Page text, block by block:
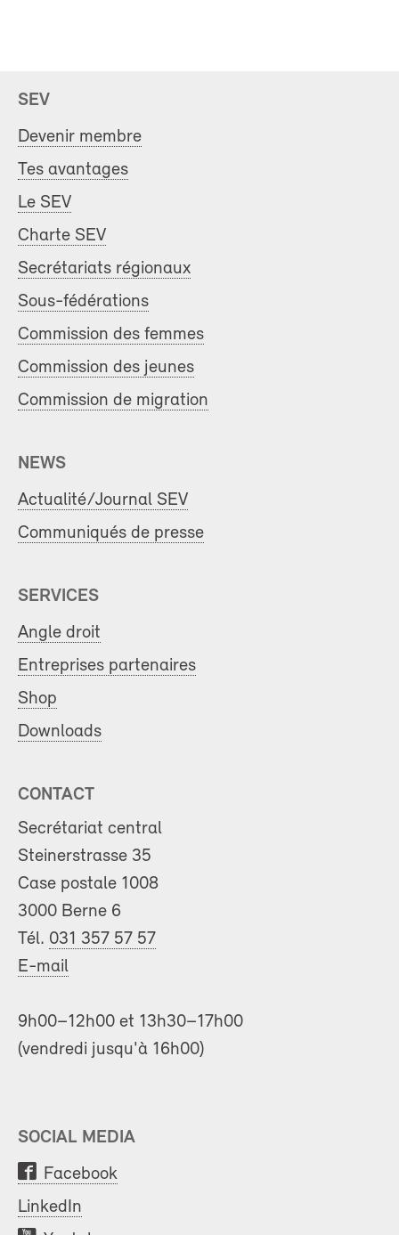
SEV
Devenir membre
Tes avantages
Le SEV
Charte SEV
Secrétariats régionaux
Sous-fédérations
Commission des femmes
Commission des jeunes
Commission de migration
NEWS
Actualité/Journal SEV
Communiqués de presse
SERVICES
Angle droit
Entreprises partenaires
Shop
Downloads
CONTACT
Secrétariat central
Steinerstrasse 35
Case postale 1008
3000 Berne 6
Tél. 031 357 57 57
E-mail
9h00–12h00 et 13h30–17h00
(vendredi jusqu'à 16h00)
SOCIAL MEDIA
Facebook
LinkedIn